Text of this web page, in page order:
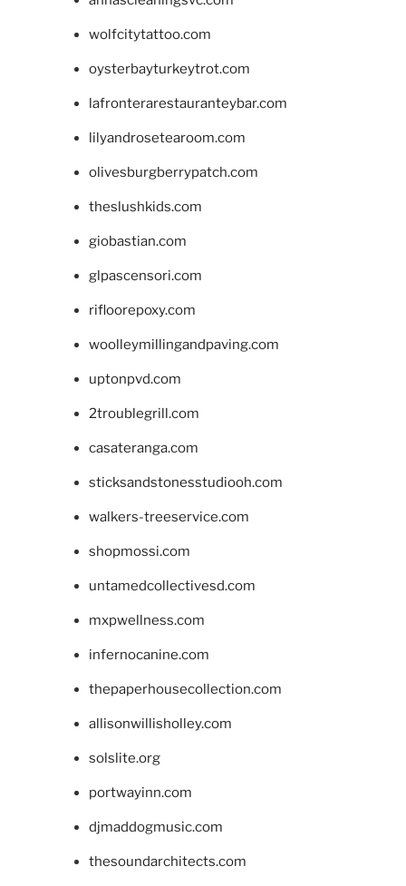
wolfcitytattoo.com
oysterbayturkeytrot.com
lafronterarestauranteybar.com
lilyandrosetearoom.com
olivesburgberrypatch.com
theslushkids.com
giobastian.com
glpascensori.com
rifloorepoxy.com
woolleymillingandpaving.com
uptonpvd.com
2troublegrill.com
casateranga.com
sticksandstonesstudiooh.com
walkers-treeservice.com
shopmossi.com
untamedcollectivesd.com
mxpwellness.com
infernocanine.com
thepaperhousecollection.com
allisonwillisholley.com
solslite.org
portwayinn.com
djmaddogmusic.com
thesoundarchitects.com